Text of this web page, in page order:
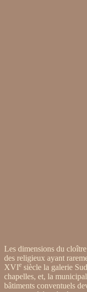
Les dimensions du
des religieux ayant
XVIe siècle la galerie
chapelles, et, la
bâtiments conventuels